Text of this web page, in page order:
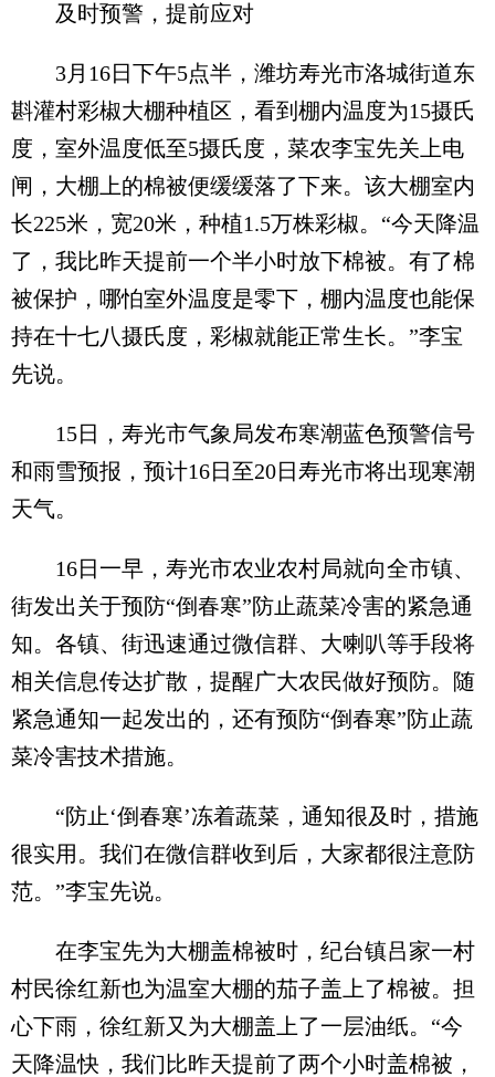
及时预警，提前应对
3月16日下午5点半，潍坊寿光市洛城街道东
斟灌村彩椒大棚种植区，看到棚内温度为15摄氏
度，室外温度低至5摄氏度，菜农李宝先关上电
闸，大棚上的棉被便缓缓落了下来。该大棚室内
长225米，宽20米，种植1.5万株彩椒。“今天降温
了，我比昨天提前一个半小时放下棉被。有了棉
被保护，哪怕室外温度是零下，棚内温度也能保
持在十七八摄氏度，彩椒就能正常生长。”李宝
先说。
15日，寿光市气象局发布寒潮蓝色预警信号
和雨雪预报，预计16日至20日寿光市将出现寒潮
天气。
16日一早，寿光市农业农村局就向全市镇、
街发出关于预防“倒春寒”防止蔬菜冷害的紧急通
知。各镇、街迅速通过微信群、大喇叭等手段将
相关信息传达扩散，提醒广大农民做好预防。随
紧急通知一起发出的，还有预防“倒春寒”防止蔬
菜冷害技术措施。
“防止‘倒春寒’冻着蔬菜，通知很及时，措施
很实用。我们在微信群收到后，大家都很注意防
范。”李宝先说。
在李宝先为大棚盖棉被时，纪台镇吕家一村
村民徐红新也为温室大棚的茄子盖上了棉被。担
心下雨，徐红新又为大棚盖上了一层油纸。“今
天降温快，我们比昨天提前了两个小时盖棉被，